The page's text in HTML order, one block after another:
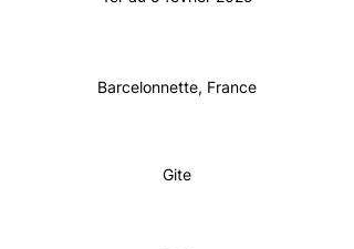
Barcelonnette, France
Gite